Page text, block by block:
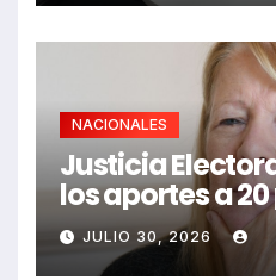
NACIONALES
Justicia
los aportes a
JULIO 30, 2026